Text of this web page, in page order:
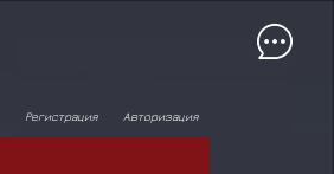
Авторизация
Регистрация